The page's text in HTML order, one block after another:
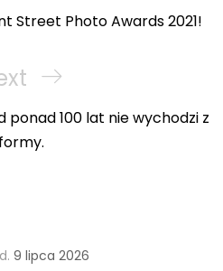
Street Photo Awards 2021!
ponad 100 lat nie wychodzi z
formy.
9 lipca 2026